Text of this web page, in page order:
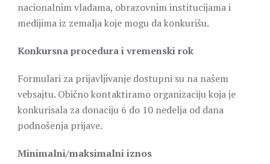
nacionalnim vladama, obrazovnim institucijama i
medijima iz zemalja koje mogu da konkurišu.
Konkursna procedura i vremenski rok
Formulari za prijavljivanje dostupni su na našem
vebsajtu. Obično kontaktiramo organizaciju koja je
konkurisala za donaciju 6 do 10 nedelja od dana
podnošenja prijave.
Minimalni/maksimalni iznos